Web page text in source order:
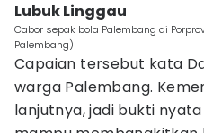
Lubuk Linggau
Cabor sepak bola Palembang di
Palembang)
Capaian tersebut kata
warga Palembang.
lanjutnya, jadi bukti